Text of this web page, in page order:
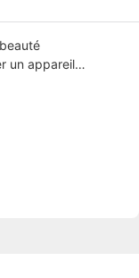
un appareil